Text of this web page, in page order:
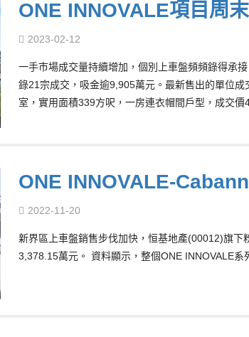
ONE INNOVALE項目周
2023-02-12
一手市場成交量持續增加，個別上車盤頻頻錄得承
錄21宗成交，吸金逾9,905萬元。最新售出的單位
室，實用面積339方呎，一房連衣帽間戶型，成交價
ONE INNOVALE-
2022-11-20
新界區上車盤銷售步伐加快，恒基地產(00012)旗下
3,378.15萬元。 資料顯示，整個ONE INNOVALE